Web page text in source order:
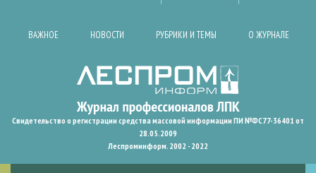
ВАЖНОЕ НОВОСТИ РУБРИКИ И ТЕМЫ О ЖУРНАЛЕ
Свидетельство о регистрации средства массовой информации ПИ №ФС77-36401 от
28.05.2009
Леспроминформ. 2002 - 2022